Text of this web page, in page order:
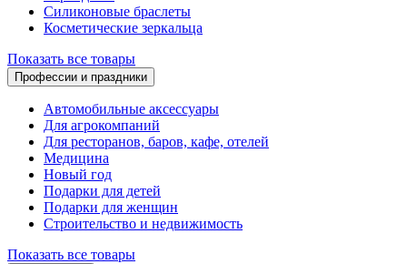
Силиконовые браслеты
Косметические зеркальца
Показать все товары
Профессии и праздники
Автомобильные аксессуары
Для агрокомпаний
Для ресторанов, баров, кафе, отелей
Медицина
Новый год
Подарки для детей
Подарки для женщин
Строительство и недвижимость
Показать все товары